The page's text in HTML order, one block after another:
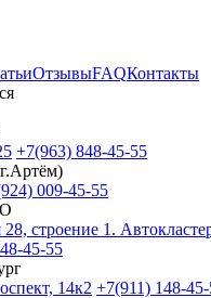
ОтзывыFAQКонтакты
+7(963) 848-45-55
009-45-55
строение 1.
45-55
14к2 +7(911) 148-